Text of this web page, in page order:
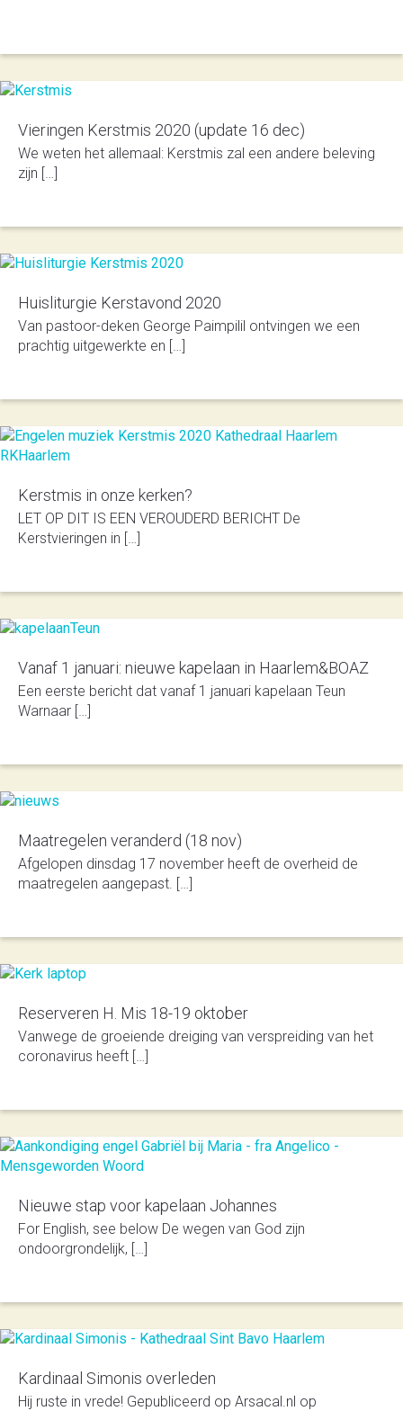
Vieringen Kerstmis 2020 (update 16 dec)
We weten het allemaal: Kerstmis zal een andere beleving
zijn […]
Huisliturgie Kerstavond 2020
Van pastoor-deken George Paimpilil ont­vingen we een
prach­tig uit­ge­werkte en […]
Kerstmis in onze kerken?
LET OP DIT IS EEN VEROUDERD BERICHT De
Kerstvieringen in […]
Vanaf 1 januari: nieuwe kapelaan in Haarlem&BOAZ
Een eerste bericht dat vanaf 1 januari kapelaan Teun
Warnaar […]
Maatregelen veranderd (18 nov)
Afgelopen dinsdag 17 november heeft de overheid de
maatregelen aangepast. […]
Reserveren H. Mis 18-19 oktober
Vanwege de groeiende dreiging van verspreiding van het
coronavirus heeft […]
Nieuwe stap voor kapelaan Johannes
For English, see below De wegen van God zijn
ondoorgrondelijk, […]
Kardinaal Simonis overleden
Hij ruste in vrede! Gepubliceerd op Arsacal.nl op